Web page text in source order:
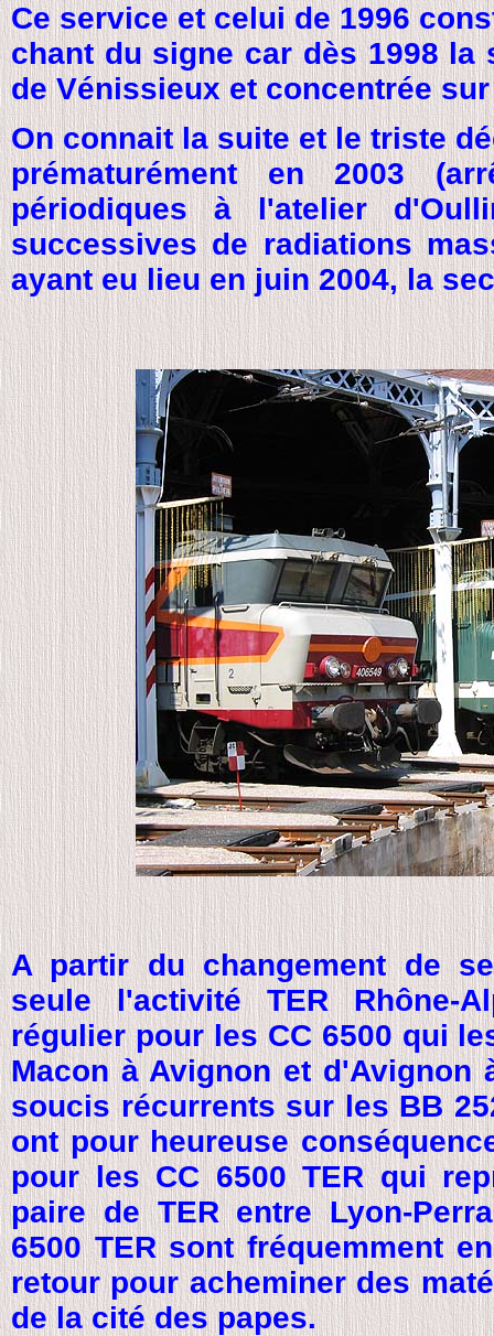
Ce service et celui de 1996
chant du signe car dès 1998 la
de Vénissieux et concentrée
On connait la suite et le triste
prématurément en 2003
périodiques à l'atelier
successives de radiations
ayant eu lieu en juin 2004, la
A partir du changement de
seule l'activité TER Rhône-
régulier pour les CC 6500 qui
Macon à Avignon et d'Avignon
soucis récurrents sur les BB
ont pour heureuse
pour les CC 6500 TER qui
paire de TER entre Lyon-
6500 TER sont fréquemment
retour pour acheminer des
de la cité des papes.